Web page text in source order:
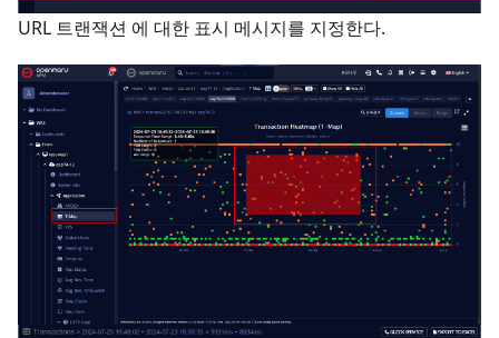
URL 트랜잭션 에 대한 표시 메시지를 지정한다.